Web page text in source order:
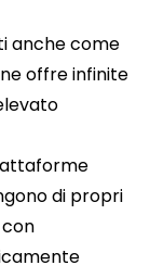
anche come
offre infinite
di propri